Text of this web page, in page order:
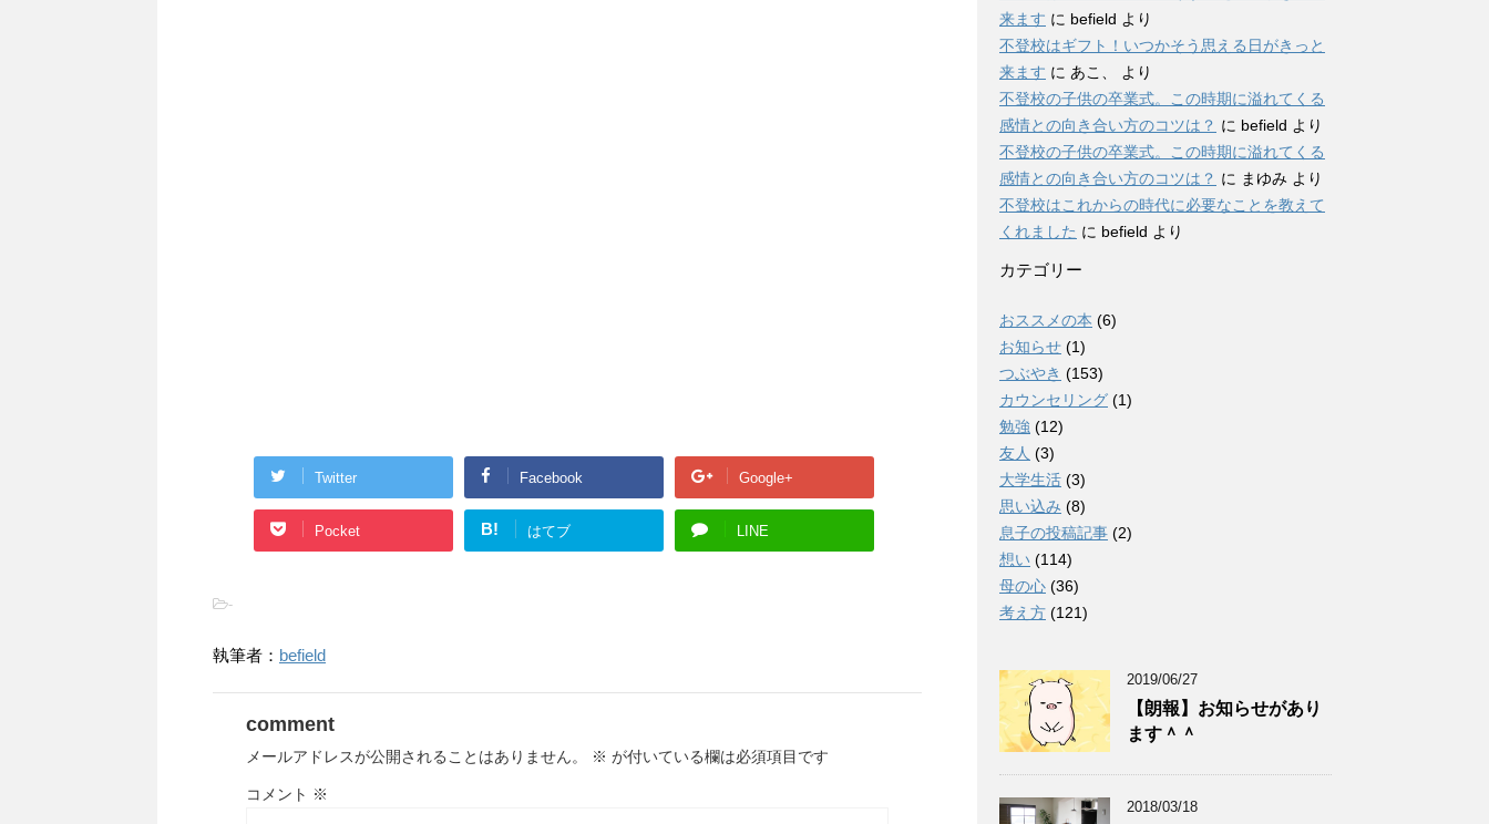
Twitter Facebook Google+
Pocket B! はてブ LINE
-
執筆者： befield
comment
メールアドレスが公開されることはありません。 ※ が付いている欄は必須項目です
コメント ※
来ます に befield より
不登校はギフト！いつかそう思える日がきっと
来ます に あこ、
より
不登校の子供の卒業式。この時期に溢れてくる
感情との向き合い方のコツは？ に befield より
不登校の子供の卒業式。この時期に溢れてくる
感情との向き合い方のコツは？ に まゆみ より
不登校はこれからの時代に必要なことを教えて
くれました に befield より
カテゴリー
おススメの本 (6)
お知らせ (1)
つぶやき (153)
カウンセリング (1)
勉強 (12)
友人 (3)
大学生活 (3)
思い込み (8)
息子の投稿記事 (2)
想い (114)
母の心 (36)
考え方 (121)
2019/06/27
【朗報】お知らせがあり
ます＾＾
2018/03/18